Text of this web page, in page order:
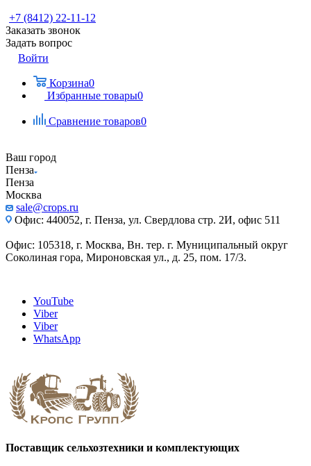
+7 (8412) 22-11-12
Заказать звонок
Задать вопрос
Войти
Корзина0
Избранные товары0
Сравнение товаров0
Ваш город
Пенза
Пенза
Москва
sale@crops.ru
Офис: 440052, г. Пенза, ул. Свердлова стр. 2И, офис 511
Офис: 105318, г. Москва, Вн. тер. г. Муниципальный округ
Соколиная гора, Мироновская ул., д. 25, пом. 17/3.
YouTube
Viber
Viber
WhatsApp
Поставщик сельхозтехники и комплектующих